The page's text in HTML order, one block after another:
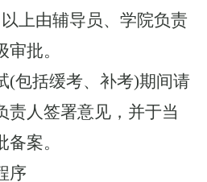
以上由辅导员、学院负责
审批。
(包括缓考、补考)期间请
责人签署意见，并于当
备案。
序